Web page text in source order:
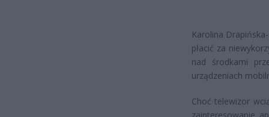
Karolina
płacić za
nad środkami
urządzeniach
Choć telewizor